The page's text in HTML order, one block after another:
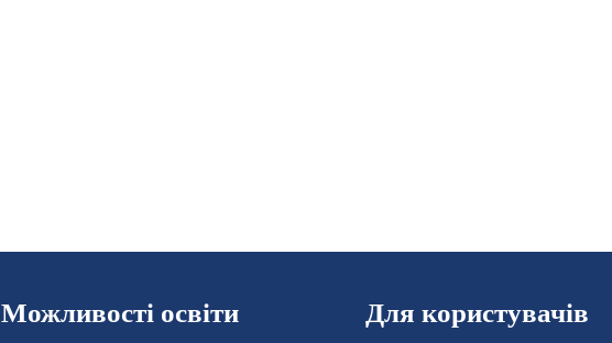
Можливості освіти Для користувачів